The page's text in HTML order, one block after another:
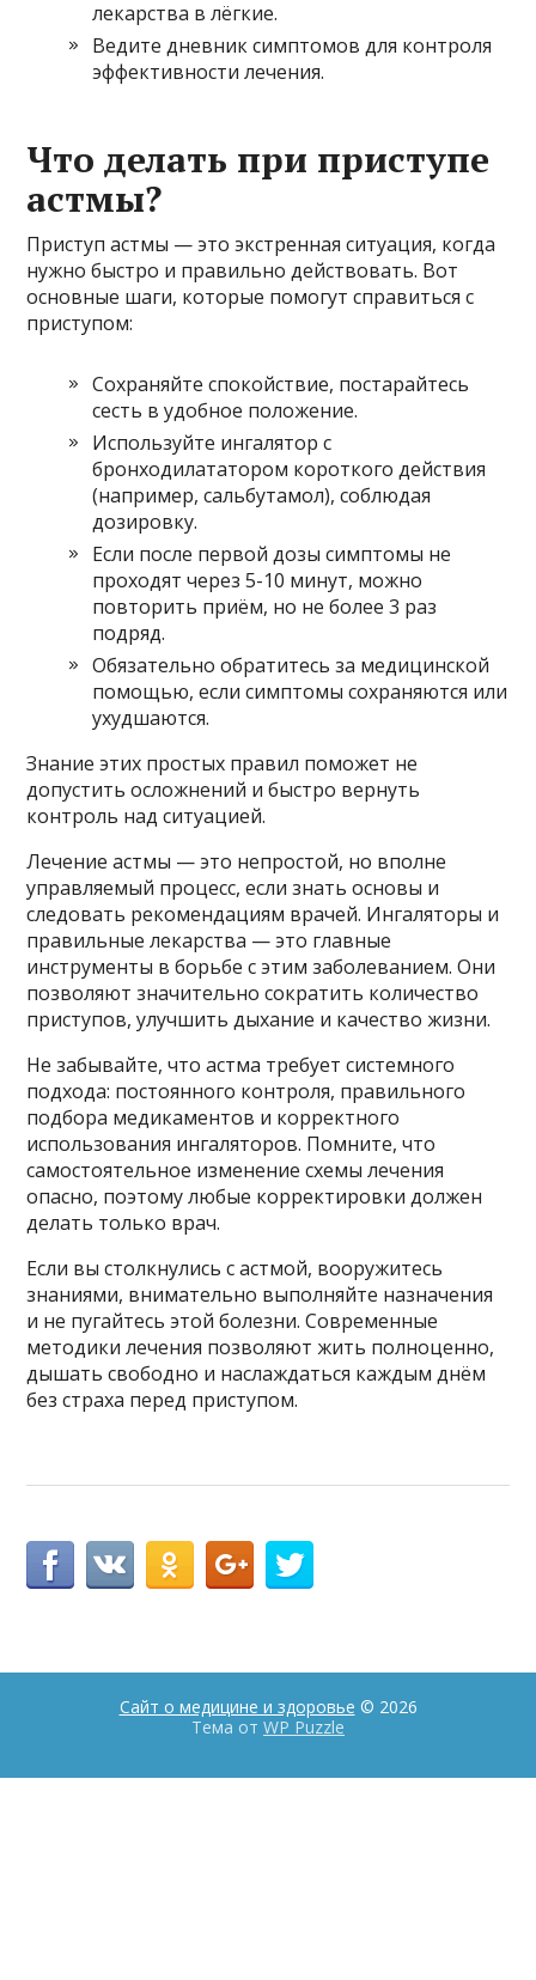
лекарства в лёгкие.
Ведите дневник симптомов для контроля
эффективности лечения.
Что делать при приступе
астмы?
Приступ астмы — это экстренная ситуация, когда
нужно быстро и правильно действовать. Вот
основные шаги, которые помогут справиться с
приступом:
Сохраняйте спокойствие, постарайтесь
сесть в удобное положение.
Используйте ингалятор с
бронходилататором короткого действия
(например, сальбутамол), соблюдая
дозировку.
Если после первой дозы симптомы не
проходят через 5-10 минут, можно
повторить приём, но не более 3 раз
подряд.
Обязательно обратитесь за медицинской
помощью, если симптомы сохраняются или
ухудшаются.
Знание этих простых правил поможет не
допустить осложнений и быстро вернуть
контроль над ситуацией.
Лечение астмы — это непростой, но вполне
управляемый процесс, если знать основы и
следовать рекомендациям врачей. Ингаляторы и
правильные лекарства — это главные
инструменты в борьбе с этим заболеванием. Они
позволяют значительно сократить количество
приступов, улучшить дыхание и качество жизни.
Не забывайте, что астма требует системного
подхода: постоянного контроля, правильного
подбора медикаментов и корректного
использования ингаляторов. Помните, что
самостоятельное изменение схемы лечения
опасно, поэтому любые корректировки должен
делать только врач.
Если вы столкнулись с астмой, вооружитесь
знаниями, внимательно выполняйте назначения
и не пугайтесь этой болезни. Современные
методики лечения позволяют жить полноценно,
дышать свободно и наслаждаться каждым днём
без страха перед приступом.
Сайт о медицине и здоровье © 2026
Тема от WP Puzzle